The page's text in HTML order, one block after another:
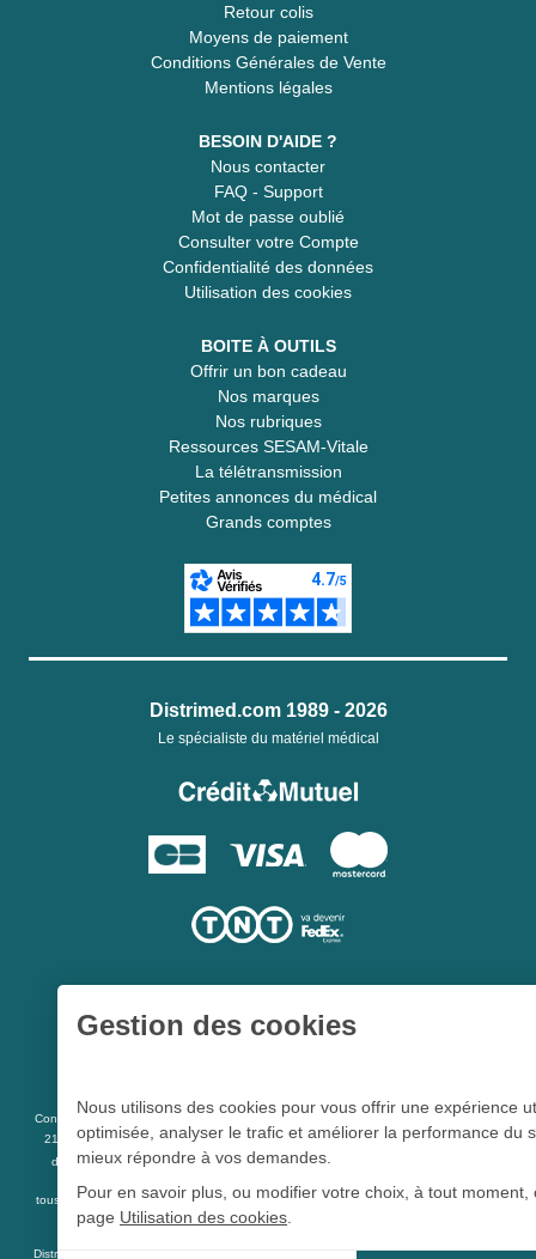
Retour colis
Moyens de paiement
Conditions Générales de Vente
Mentions légales
BESOIN D'AIDE ?
Nous contacter
FAQ - Support
Mot de passe oublié
Consulter votre Compte
Confidentialité des données
Utilisation des cookies
BOITE À OUTILS
Offrir un bon cadeau
Nos marques
Nos rubriques
Ressources SESAM-Vitale
La télétransmission
Petites annonces du médical
Grands comptes
Distrimed.com 1989 - 2026
Le spécialiste du matériel médical
Conformément aux articles L 5213-3 du code de la santé publique et à l’arrêté du
21 décembre 2012 fixant la liste des dispositifs médicaux qui peuvent faire l’objet
d’une publicité auprès du public, et à l'articleR 5213-1
tous les dispositifs médicaux présents sur ce site peuvent faire l'objet d'une publicité
destinée au public.
Distrimed.com est un service de la société Distrimed SAS au capital de 40 000 Euro -
Gestion des cookies
Nous utilisons des cookies pour vous offrir une expérience
optimisée, analyser le trafic et améliorer la performance du
mieux répondre à vos demandes.
Pour en savoir plus, ou modifier votre choix, à tout moment,
page Utilisation des cookies